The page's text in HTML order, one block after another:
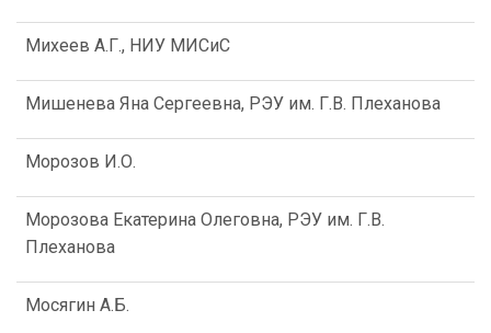
Михеев А.Г., НИУ МИСиС
Мишенева Яна Сергеевна, РЭУ им. Г.В. Плеханова
Морозов И.О.
Морозова Екатерина Олеговна, РЭУ им. Г.В.
Плеханова
Мосягин А.Б.